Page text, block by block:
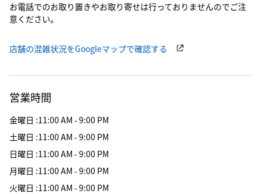
お電話でのお取り置きやお取り寄せは行っておりませんのでご注
意ください。
店舗の混雑状況をGoogleマップで確認する
営業時間
金曜日 :11:00 AM - 9:00 PM
土曜日 :11:00 AM - 9:00 PM
日曜日 :11:00 AM - 9:00 PM
月曜日 :11:00 AM - 9:00 PM
火曜日 :11:00 AM - 9:00 PM